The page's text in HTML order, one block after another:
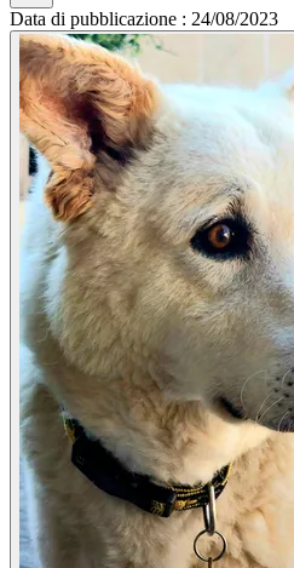
Data di pubblicazione : 24/08/2023